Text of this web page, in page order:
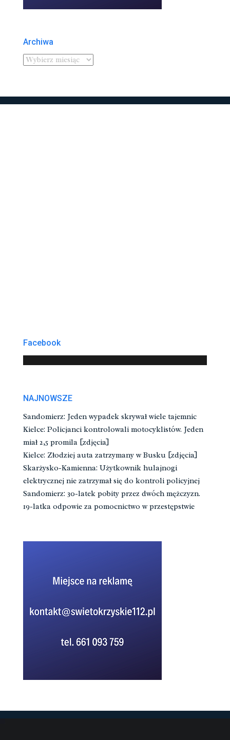
Archiwa
Facebook
NAJNOWSZE
Sandomierz: Jeden wypadek skrywał wiele tajemnic
Kielce: Policjanci kontrolowali motocyklistów. Jeden
miał 2,5 promila [zdjęcia]
Kielce: Złodziej auta zatrzymany w Busku [zdjęcia]
Skarżysko-Kamienna: Użytkownik hulajnogi
elektrycznej nie zatrzymał się do kontroli policyjnej
Sandomierz: 30-latek pobity przez dwóch mężczyzn.
19-latka odpowie za pomocnictwo w przestępstwie